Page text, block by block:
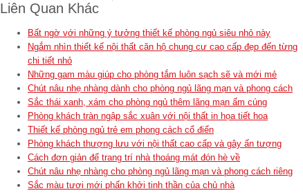
Liên Quan Khác
Bất ngờ với những ý tưởng thiết kế phòng ngủ siêu nhỏ này
Ngắm nhìn thiết kế nội thất căn hộ chung cư cao cấp đẹp đến từng
chi tiết nhỏ
Những gam màu giúp cho phòng tắm luôn sạch sẽ và mới mẻ
Chút nâu nhẹ nhàng dành cho phòng ngủ lãng mạn và phong cách
Sắc thái xanh, xám cho phòng ngủ thêm lãng mạn ấm cúng
Phòng khách tràn ngập sắc xuân với nội thất in họa tiết hoa
Thiết kế phòng ngủ trẻ em phong cách cổ điển
Phòng khách thượng lưu với nội thất cao cấp và gây ấn tượng
Cách đơn giản để trang trí nhà thoáng mát đón hè về
Chút nâu nhẹ nhàng cho phòng ngủ lãng mạn và phong cách riêng
Sắc màu tươi mới phấn khởi tinh thần của chủ nhà